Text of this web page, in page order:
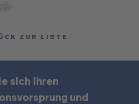
ZUR LISTE
sich Ihren
und